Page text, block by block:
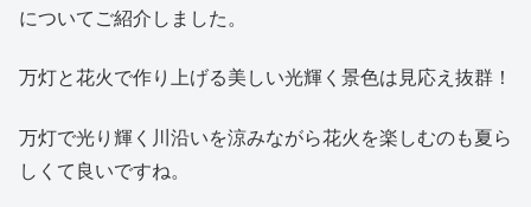
についてご紹介しました。
万灯と花火で作り上げる美しい光輝く景色は見応え抜群！
万灯で光り輝く川沿いを涼みながら花火を楽しむのも夏ら
しくて良いですね。